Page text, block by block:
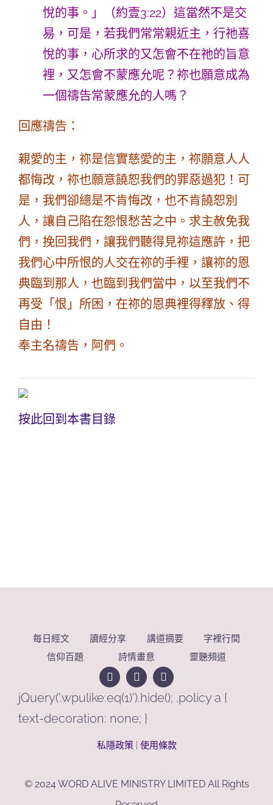
悅的事。」（約壹3:22）這當然不是交
易，可是，若我們常常親近主，行祂喜
悅的事，心所求的又怎會不在祂的旨意
裡，又怎會不蒙應允呢？祢也願意成為
一個禱告常蒙應允的人嗎？
回應禱告：
親愛的主，祢是信實慈愛的主，祢願意人人
都悔改，祢也願意饒恕我們的罪惡過犯！可
是，我們卻總是不肯悔改，也不肯饒恕別
人，讓自己陷在怨恨愁苦之中。求主赦免我
們，挽回我們，讓我們聽得見祢這應許，把
我們心中所恨的人交在祢的手裡，讓祢的恩
典臨到那人，也臨到我們當中，以至我們不
再受「恨」所困，在祢的恩典裡得釋放、得
自由！
奉主名禱告，阿們。
按此回到本書目錄
每日經文 讀經分享 講道摘要
字裡行間
信仰百題
詩情畫意 靈聽頻道
jQuery('.wpulike:eq(1)').hide(); .policy a {
text-decoration: none; }
私隱政策| 使用條款
© 2024 WORD ALIVE MINISTRY LIMITED All Rights